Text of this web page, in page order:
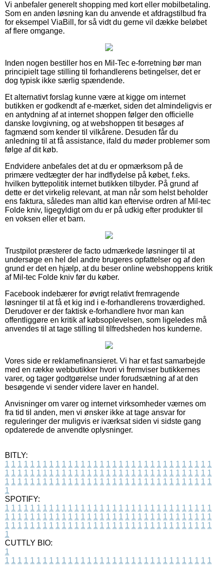
Vi anbefaler generelt shopping med kort eller mobilbetaling.
Som en anden løsning kan du anvende et afdragstilbud fra
for eksempel ViaBill, for så vidt du gerne vil dække beløbet
af flere omgange.
Inden nogen bestiller hos en Mil-Tec e-forretning bør man
principielt tage stilling til forhandlerens betingelser, det er
dog typisk ikke særlig spændende.
Et alternativt forslag kunne være at kigge om internet
butikken er godkendt af e-mærket, siden det almindeligvis er
en antydning af at internet shoppen følger den officielle
danske lovgivning, og at webshoppen tit besøges af
fagmænd som kender til vilkårene. Desuden får du
anledning til at få assistance, ifald du møder problemer som
følge af dit køb.
Endvidere anbefales det at du er opmærksom på de
primære vedtægter der har indflydelse på købet, f.eks.
hvilken byttepolitik internet butikken tilbyder. På grund af
dette er det virkelig relevant, at man når som helst beholder
ens faktura, således man altid kan eftervise ordren af Mil-tec
Folde kniv, ligegyldigt om du er på udkig efter produkter til
en voksen eller et barn.
Trustpilot præsterer de facto udmærkede løsninger til at
undersøge en hel del andre brugeres opfattelser og af den
grund er det en hjælp, at du beser online webshoppens kritik
af Mil-tec Folde kniv før du køber.
Facebook indebærer for øvrigt relativt fremragende
løsninger til at få et kig ind i e-forhandlerens troværdighed.
Derudover er der faktisk e-forhandlere hvor man kan
offentliggøre en kritik af købsoplevelsen, som ligeledes må
anvendes til at tage stilling til tilfredsheden hos kunderne.
Vores side er reklamefinansieret. Vi har et fast samarbejde
med en række webbutikker hvori vi fremviser butikkernes
varer, og tager godtgørelse under forudsætning af at den
besøgende vi sender videre laver en handel.
Anvisninger om varer og internet virksomheder værnes om
fra tid til anden, men vi ønsker ikke at tage ansvar for
reguleringer der muligvis er iværksat siden vi sidste gang
opdaterede de anvendte oplysninger.
BITLY:
1 1 1 1 1 1 1 1 1 1 1 1 1 1 1 1 1 1 1 1 1 1 1 1 1 1 1 1 1 1 1 1 1
1 1 1 1 1 1 1 1 1 1 1 1 1 1 1 1 1 1 1 1 1 1 1 1 1 1 1 1 1 1 1 1 1
1 1 1 1 1 1 1 1 1 1 1 1 1 1 1 1 1 1 1 1 1 1 1 1 1 1 1 1 1 1 1 1 1
1
SPOTIFY:
1 1 1 1 1 1 1 1 1 1 1 1 1 1 1 1 1 1 1 1 1 1 1 1 1 1 1 1 1 1 1 1 1
1 1 1 1 1 1 1 1 1 1 1 1 1 1 1 1 1 1 1 1 1 1 1 1 1 1 1 1 1 1 1 1 1
1 1 1 1 1 1 1 1 1 1 1 1 1 1 1 1 1 1 1 1 1 1 1 1 1 1 1 1 1 1 1 1 1
1
CUTTLY BIO:
1
1 1 1 1 1 1 1 1 1 1 1 1 1 1 1 1 1 1 1 1 1 1 1 1 1 1 1 1 1 1 1 1 1